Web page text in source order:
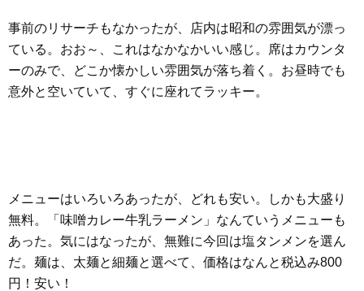
事前のリサーチもなかったが、店内は昭和の雰囲気が漂っ
ている。おお～、これはなかなかいい感じ。席はカウンタ
ーのみで、どこか懐かしい雰囲気が落ち着く。お昼時でも
意外と空いていて、すぐに座れてラッキー。
メニューはいろいろあったが、どれも安い。しかも大盛り
無料。「味噌カレー牛乳ラーメン」なんていうメニューも
あった。気にはなったが、無難に今回は塩タンメンを選ん
だ。麺は、太麺と細麺と選べて、価格はなんと税込み800
円！安い！